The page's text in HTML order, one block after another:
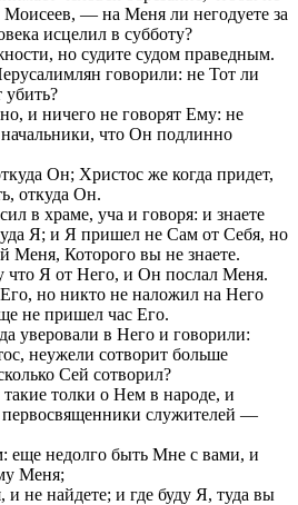
— на Меня ли негодуете за
исцелил в субботу?
но судите судом праведным.
говорили: не Тот ли
убить?
и ничего не говорят Ему: не
начальники, что Он подлинно
Он; Христос же когда придет,
откуда Он.
в храме, уча и говоря: и знаете
Я; и Я пришел не Сам от Себя, но
Меня, Которого вы не знаете.
что Я от Него, и Он послал Меня.
но никто не наложил на Него
не пришел час Его.
уверовали в Него и говорили:
неужели сотворит больше
Сей сотворил?
толки о Нем в народе, и
первосвященники служителей —
еще недолго быть Мне с вами, и
Меня;
и не найдете; и где буду Я, туда вы